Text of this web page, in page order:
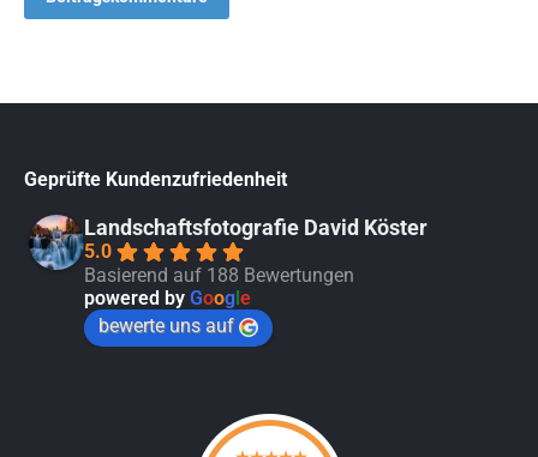
Geprüfte Kundenzufriedenheit
Landschaftsfotografie David Köster
5.0
Basierend auf 188 Bewertungen
powered by Google
bewerte uns auf